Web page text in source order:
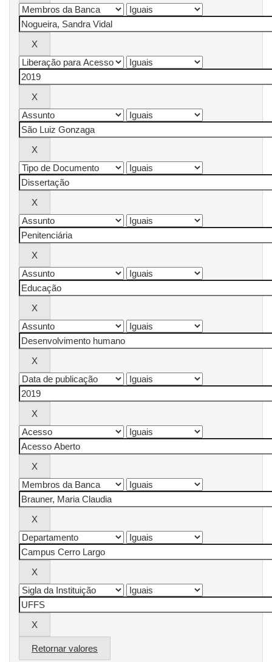
Retornar valores